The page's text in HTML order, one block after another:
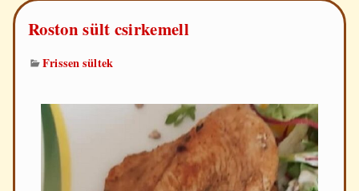
Roston sült csirkemell
Frissen sültek